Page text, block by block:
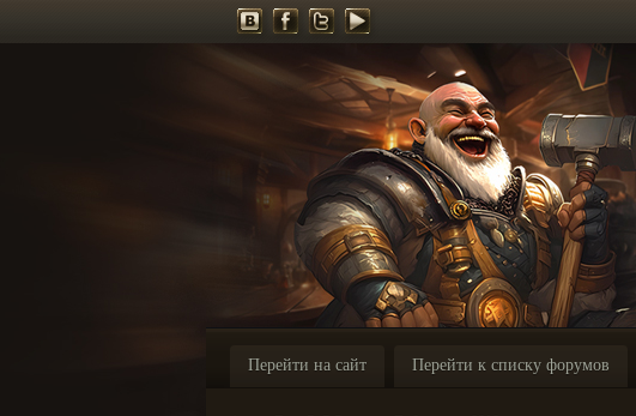
Перейти на сайт Перейти к списку форумов